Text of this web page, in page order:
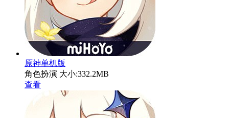
原神单机版
角色扮演 大小:332.2MB
查看